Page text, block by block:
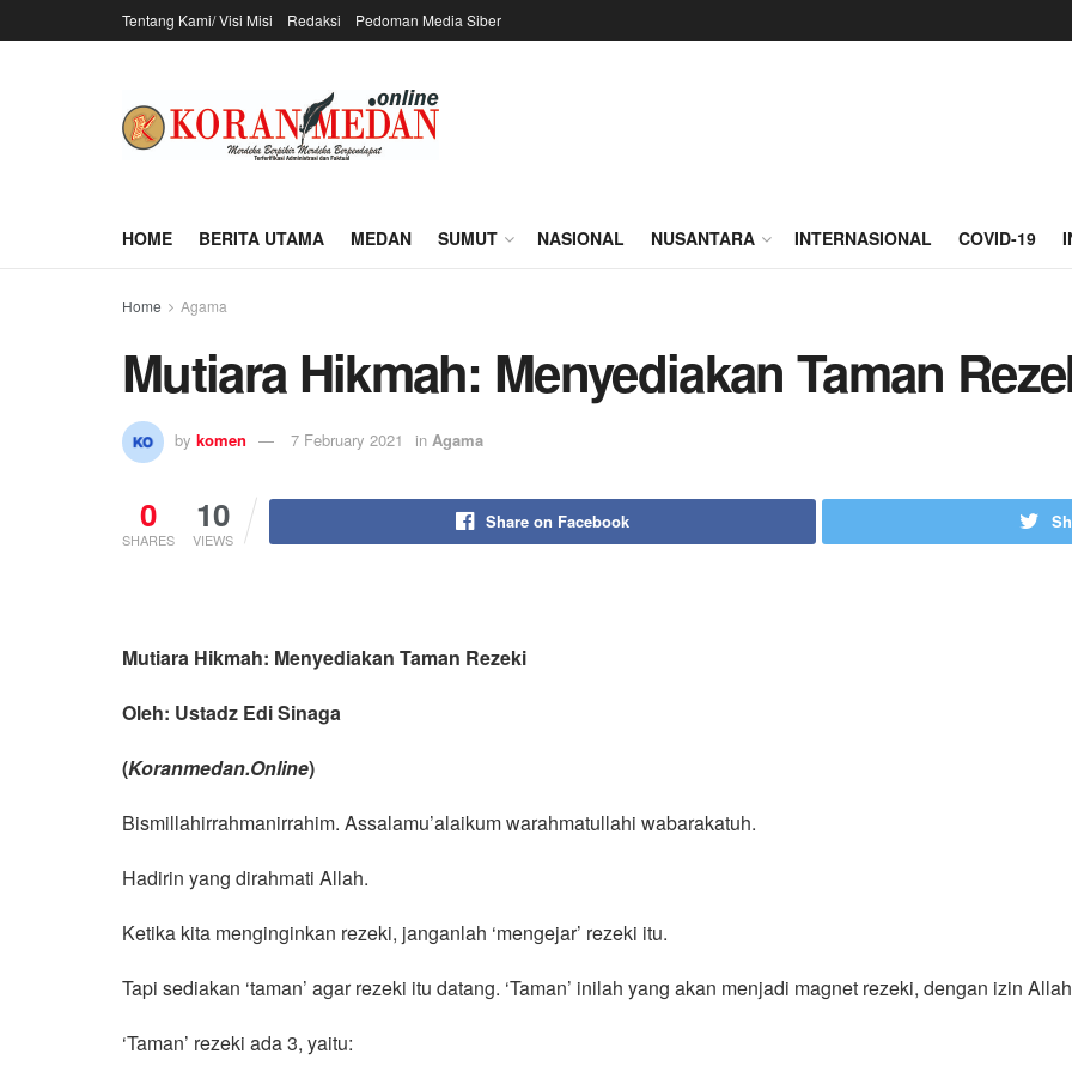
Tentang Kami/ Visi Misi Redaksi Pedoman Media Siber
HOME BERITA UTAMA MEDAN SUMUT NASIONAL NUSANTARA INTERNASIONAL COVID-19
Home Agama
Mutiara Hikmah: Menyediakan Taman
by komen 7 February 2021 in Agama
0
SHARES
10
VIEWS
Share on Facebook
Mutiara Hikmah: Menyediakan Taman Rezeki
Oleh: Ustadz Edi Sinaga
(Koranmedan.Online)
Bismillahirrahmanirrahim. Assalamu’alaikum warahmatullahi wabarakatuh.
Hadirin yang dirahmati Allah.
Ketika kita menginginkan rezeki, janganlah ‘mengejar’ rezeki itu.
Tapi sediakan ‘taman’ agar rezeki itu datang. ‘Taman’ inilah yang akan menjadi magnet rezeki, dengan izin
‘Taman’ rezeki ada 3, yaitu: